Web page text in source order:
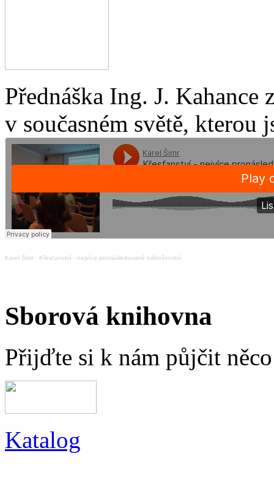
Přednáška Ing. J.
v současném světě, kterou
Karel Šimr · Křesťanství - nejvíce pronásledované náboženství
Sborová knihovna
Přijďte si k nám půjčit
Katalog